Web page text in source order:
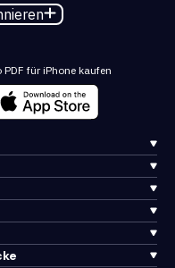
PDF für iPhone kaufen